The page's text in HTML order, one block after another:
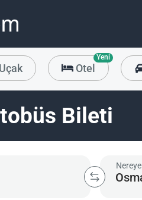
Uçak Otel
Yeni
Bileti
Nereye